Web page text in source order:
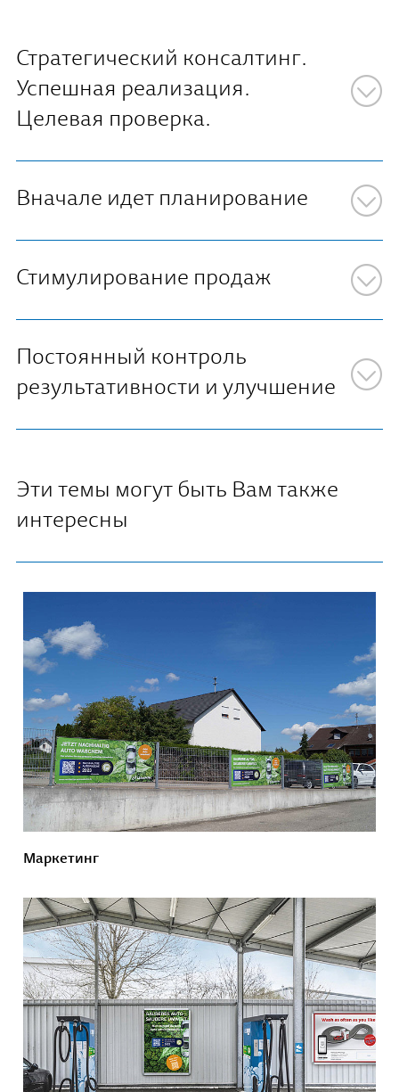
Стратегический консалтинг.
Успешная реализация.
Целевая проверка.
Вначале идет планирование
Стимулирование продаж
Постоянный контроль
результативности и улучшение
Эти темы могут быть Вам также
интересны
Маркетинг